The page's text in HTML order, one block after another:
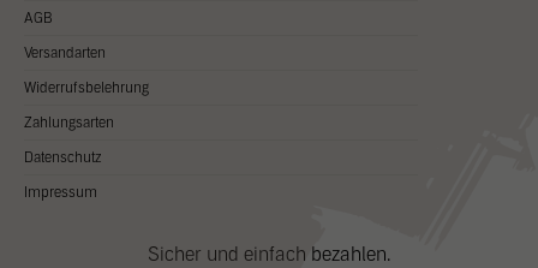
AGB
Versandarten
Widerrufsbelehrung
Zahlungsarten
Datenschutz
Impressum
Sicher und einfach bezahlen.